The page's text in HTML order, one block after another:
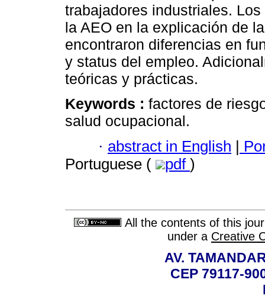
trabajadores industriales.
la AEO en la explicación de
encontraron diferencias en
y status del empleo.
teóricas y prácticas.
Keywords : factores de
salud ocupacional.
· abstract in English |
Portuguese (
pdf )
All the contents of this
under a Creative
AV.
CEP 79117-